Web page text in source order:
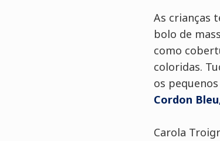
As crianças
bolo de
como
coloridas.
os
Cordon
Carola